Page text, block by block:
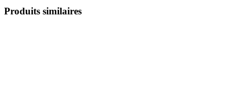
Produits similaires